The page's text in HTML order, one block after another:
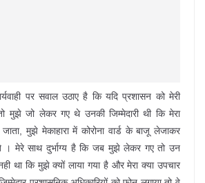
पर सवाल उठाए है कि यदि प्रशासन को मेरी
मुझे जो लेकर गए थे उनकी जिम्मेदारी थी कि मेरा
जाता, मुझे मेकाहारा में कोरोना वार्ड के बाजू लेजाकर
मेरे साथ दुर्भाग्य है कि जब मुझे लेकर गए तो उन
था कि मुझे क्यों लाया गया है और मेरा क्या उपचार